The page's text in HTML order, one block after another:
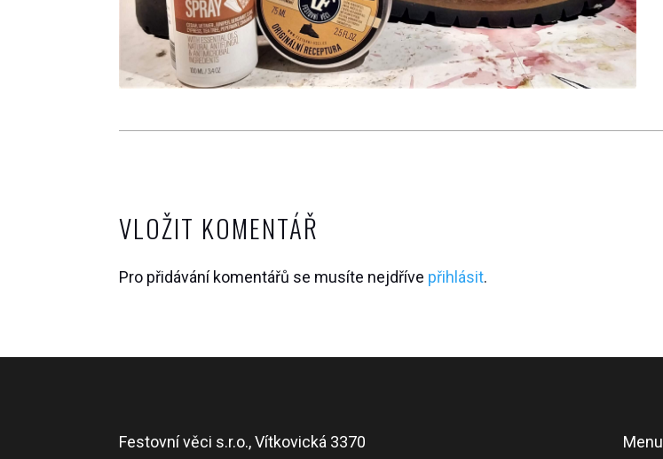
VLOŽIT KOMENTÁŘ
Pro přidávání komentářů se musíte nejdříve přihlásit.
Festovní věci s.r.o., Vítkovická 3370 Menu